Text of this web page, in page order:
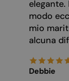
modo
mio
alcuna
Debbie